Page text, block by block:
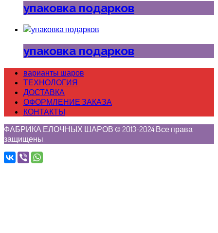
упаковка подарков
упаковка подарков
варианты шаров
ТЕХНОЛОГИЯ
ДОСТАВКА
ОФОРМЛЕНИЕ ЗАКАЗА
КОНТАКТЫ
ФАБРИКА ЕЛОЧНЫХ ШАРОВ © 2013-2024 Все права
защищены.